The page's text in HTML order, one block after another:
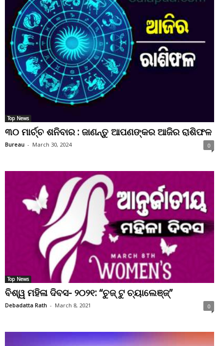
Top News
୩୦ ମାର୍ଚ୍ଚ ଶନିବାର : ଜାଣନ୍ତୁ ଆପଣଙ୍କର ଆଜିର ରାଶିଫଳ
Bureau - March 30, 2024 0
Top News
ବିଶ୍ୱ ମହିଳା ଦିବସ- ୨୦୨୧: “ଚୁଜ୍ ଟୁ ଚ୍ୟାଲେଞ୍ଜ୍”
Debadatta Rath - March 8, 2021 0